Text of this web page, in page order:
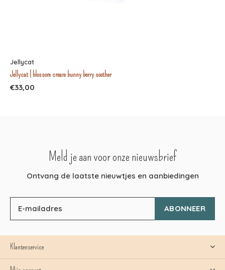
Jellycat
Jellycat | blossom cream bunny berry soother
€33,00
Meld je aan voor onze nieuwsbrief
Ontvang de laatste nieuwtjes en aanbiedingen
ABONNEER
Klantenservice